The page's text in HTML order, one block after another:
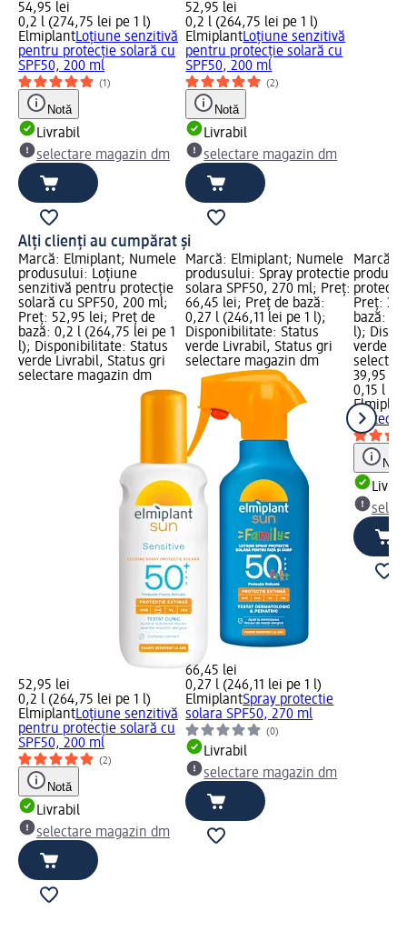
54,95 lei
0,2 l (274,75 lei pe 1 l)
ElmiplantLoțiune senzitivă
pentru protecție solară cu
SPF50, 200 ml
(1)
Notă
Livrabil
selectare magazin dm
52,95 lei
0,2 l (264,75 lei pe 1 l)
ElmiplantLoțiune senzitivă
pentru protecție solară cu
SPF50, 200 ml
(2)
Notă
Livrabil
selectare magazin dm
Alți clienți au cumpărat și
Marcă: Elmiplant; Numele
produsului: Loțiune
senzitivă pentru protecție
solară cu SPF50, 200 ml;
Preț: 52,95 lei; Preț de
bază: 0,2 l (264,75 lei pe 1
l); Disponibilitate: Status
verde Livrabil, Status gri
selectare magazin dm
52,95 lei
0,2 l (264,75 lei pe 1 l)
ElmiplantLoțiune senzitivă
pentru protecție solară cu
SPF50, 200 ml
(2)
Notă
Livrabil
selectare magazin dm
Marcă: Elmiplant; Numele
produsului: Spray protectie
solara SPF50, 270 ml; Preț:
66,45 lei; Preț de bază:
0,27 l (246,11 lei pe 1 l);
Disponibilitate: Status
verde Livrabil, Status gri
selectare magazin dm
66,45 lei
0,27 l (246,11 lei pe 1 l)
ElmiplantSpray protectie
solara SPF50, 270 ml
(0)
Livrabil
selectare magazin dm
Marcă:
Preț:
bază:
l);
verde
39,95 lei
0,15 l
Notă